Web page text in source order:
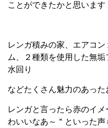
ことができたかと思います
レンガ積みの家、エアコ
ム、２種類を使用した無
水回り
などたくさん魅力のあった
レンガと言ったら赤のイ
わいいなあ～＂といった声